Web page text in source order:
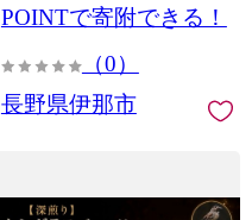
POINTで寄附できる！
（0）
長野県伊那市